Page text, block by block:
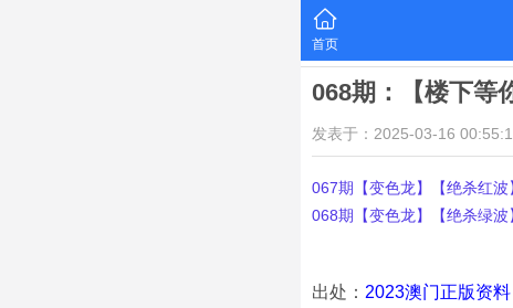
首页
068期：【楼下等
发表于：2025-03-16
067期【变色龙】【绝杀红
068期【变色龙】【绝杀绿
出处： 2023澳门正版资料